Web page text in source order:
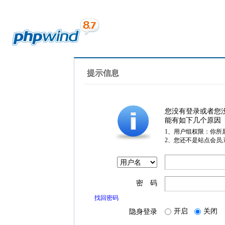
提示信息
您没有登录或者您
能有如下几个原因
1、用户组权限：你所
2、您还不是站点会员
密 码
找回密码
隐身登录 开启 关闭